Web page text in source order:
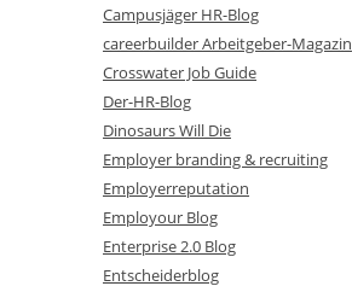
Campusjäger HR-Blog
careerbuilder Arbeitgeber-Magazin
Crosswater Job Guide
Der-HR-Blog
Dinosaurs Will Die
Employer branding & recruiting
Employerreputation
Employour Blog
Enterprise 2.0 Blog
Entscheiderblog